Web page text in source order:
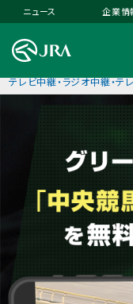
本文へ移動する
ニュース 企業情
テレビ中継・ラジオ中継・テ